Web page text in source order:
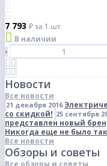
7 793 ₽за 1 шт
В наличии
-
Новости
Все новости
21 декабря 2016
со скидкой! 25 сентября
представлен новый
Никогда еще не было
Все новости
Обзоры и советы